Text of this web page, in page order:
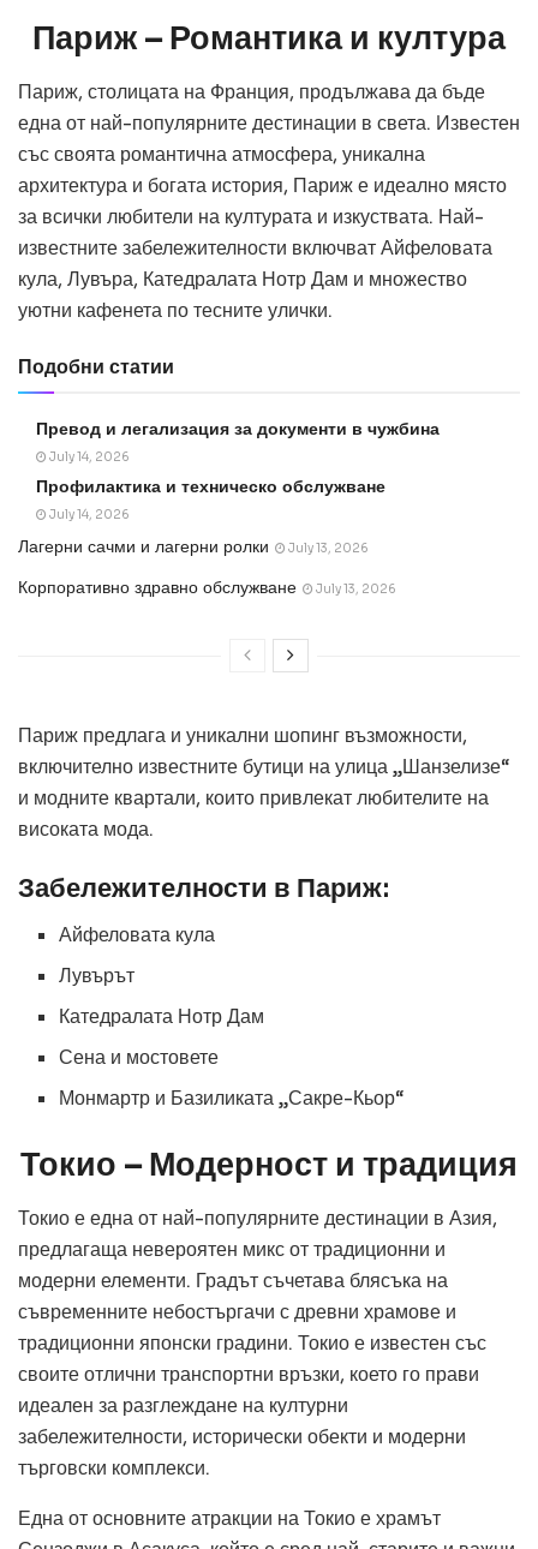
Париж – Романтика и култура
Париж, столицата на Франция, продължава да бъде
една от най-популярните дестинации в света. Известен
със своята романтична атмосфера, уникална
архитектура и богата история, Париж е идеално място
за всички любители на културата и изкуствата. Най-
известните забележителности включват Айфеловата
кула, Лувъра, Катедралата Нотр Дам и множество
уютни кафенета по тесните улички.
Подобни статии
Превод и легализация за документи в чужбина
July 14, 2026
Профилактика и техническо обслужване
July 14, 2026
Лагерни сачми и лагерни ролки July 13, 2026
Корпоративно здравно обслужване July 13, 2026
Париж предлага и уникални шопинг възможности,
включително известните бутици на улица „Шанзелизе“
и модните квартали, които привлекат любителите на
високата мода.
Забележителности в Париж:
Айфеловата кула
Лувърът
Катедралата Нотр Дам
Сена и мостовете
Монмартр и Базиликата „Сакре-Кьор“
Токио – Модерност и традиция
Токио е една от най-популярните дестинации в Азия,
предлагаща невероятен микс от традиционни и
модерни елементи. Градът съчетава блясъка на
съвременните небостъргачи с древни храмове и
традиционни японски градини. Токио е известен със
своите отлични транспортни връзки, което го прави
идеален за разглеждане на културни
забележителности, исторически обекти и модерни
търговски комплекси.
Една от основните атракции на Токио е храмът